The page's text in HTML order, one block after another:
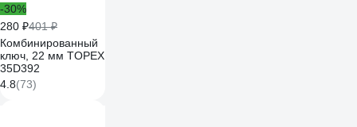
-30%
280 ₽401 ₽
Комбинированный
ключ, 22 мм TOPEX
35D392
4.8(73)